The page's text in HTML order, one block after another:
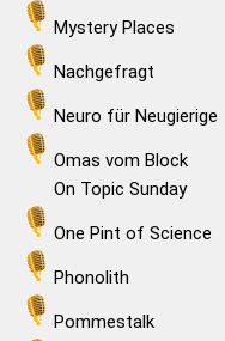
Mystery Places
Nachgefragt
Neuro für Neugierige
Omas vom Block
On Topic Sunday
One Pint of Science
Phonolith
Pommestalk